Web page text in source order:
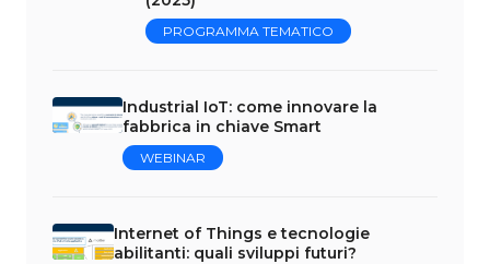
PROGRAMMA TEMATICO
Industrial IoT: come innovare la
fabbrica in chiave Smart
WEBINAR
Internet of Things e tecnologie
abilitanti: quali sviluppi futuri?